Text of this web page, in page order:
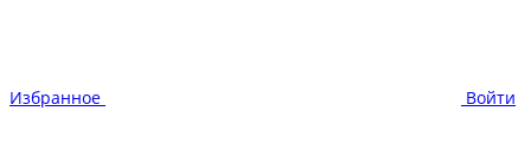
Избранное Войти